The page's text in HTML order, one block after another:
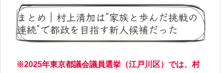
まとめ｜村上清加は“家族と歩んだ挑戦の
連続”で都政を目指す新人候補だった
※2025年東京都議会議員選挙（江戸川区）では、村